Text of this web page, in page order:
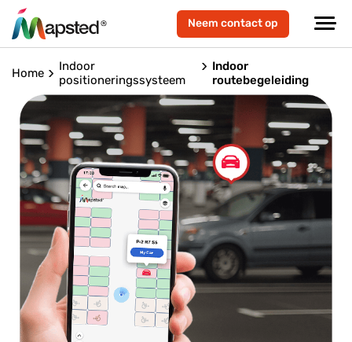
Neem contact op
Home
Indoor
positioneringssysteem
Indoor
routebegeleiding